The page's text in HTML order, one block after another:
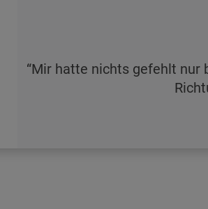
Mir hatte nichts gefehlt nur